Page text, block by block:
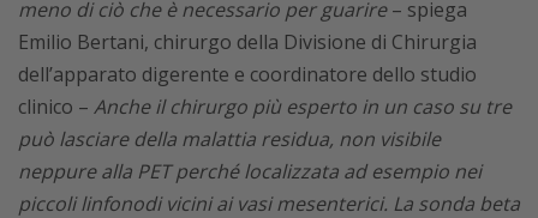
meno di ciò che è necessario per guarire– spiega
Emilio Bertani, chirurgo della Divisione di Chirurgia
dell’apparato digerente e coordinatore dello studio
clinico – Anche il chirurgo più esperto in un caso su tre
può lasciare della malattia residua, non visibile
neppure alla PET perché localizzata ad esempio nei
piccoli linfonodi vicini ai vasi mesenterici. La sonda beta